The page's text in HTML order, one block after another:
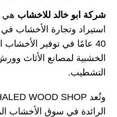
شركة ابو خالد للاخشاب هي
استيراد وتجارة الأخشاب
40 عامًا في توفير
الخشبية لمصانع الأثاث
التشطيب.
وتُعد
الرائدة في سوق الأخشاب